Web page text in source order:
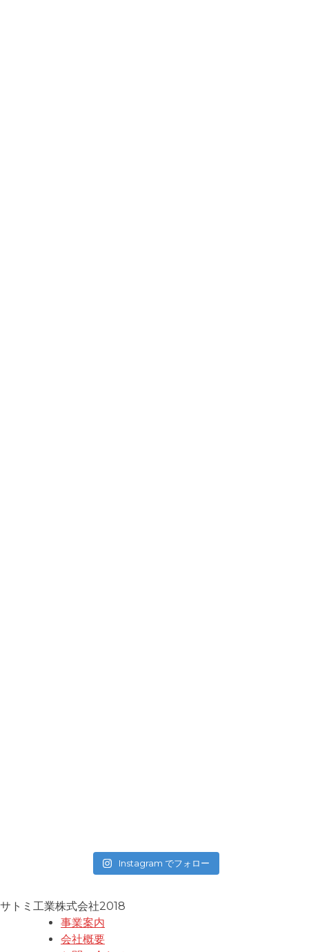
Instagram でフォロー
サトミ工業株式会社2018
事業案内
会社概要